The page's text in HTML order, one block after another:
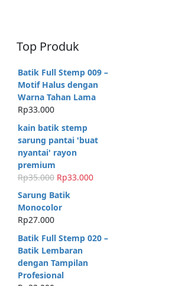
Top Produk
Batik Full Stemp 009 –
Motif Halus dengan
Warna Tahan Lama
Rp33.000
kain batik stemp
sarung pantai 'buat
nyantai' rayon
premium
Rp35.000 H
r
g
a
s
l
i
Rp33.000H
s
Sarung Batik
Monocolor
Rp27.000
Batik Full Stemp 020 –
Batik Lembaran
dengan Tampilan
Profesional